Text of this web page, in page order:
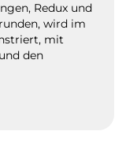
Redux und
wird im
mit
den